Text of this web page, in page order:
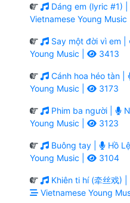
Dáng em (lyric #1) |
Vietnamese Young Music |
Say một đời vì em |
Young Music |
3413
Cánh hoa héo tàn |
Young Music |
3173
Phim ba người |
Young Music |
3123
Buông tay | Hồ
Young Music |
3104
Khiên ti hí (牵丝戏) |
Vietnamese Young